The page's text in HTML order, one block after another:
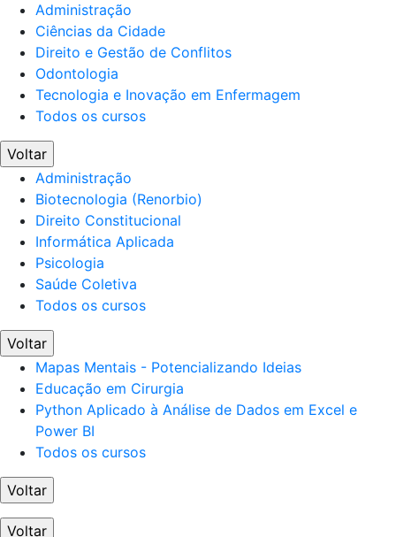
Administração
Ciências da Cidade
Direito e Gestão de Conflitos
Odontologia
Tecnologia e Inovação em Enfermagem
Todos os cursos
Voltar
Administração
Biotecnologia (Renorbio)
Direito Constitucional
Informática Aplicada
Psicologia
Saúde Coletiva
Todos os cursos
Voltar
Mapas Mentais - Potencializando Ideias
Educação em Cirurgia
Python Aplicado à Análise de Dados em Excel e
Power BI
Todos os cursos
Voltar
Voltar